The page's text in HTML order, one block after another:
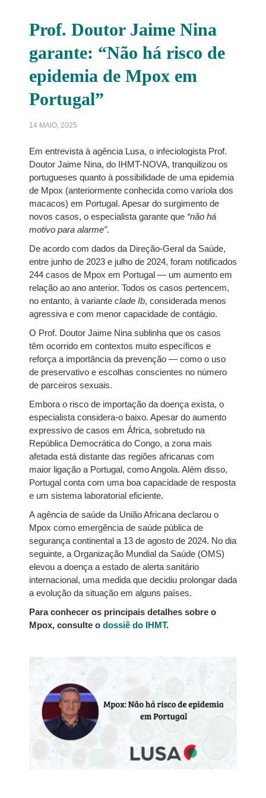
Prof. Doutor Jaime Nina
garante: “Não há risco de
epidemia de Mpox em
Portugal”
14 MAIO, 2025
Em entrevista à agência Lusa, o infeciologista Prof.
Doutor Jaime Nina, do IHMT-NOVA, tranquilizou os
portugueses quanto à possibilidade de uma epidemia
de Mpox (anteriormente conhecida como varíola dos
macacos) em Portugal. Apesar do surgimento de
novos casos, o especialista garante que “não há
motivo para alarme”.
De acordo com dados da Direção-Geral da Saúde,
entre junho de 2023 e julho de 2024, foram notificados
244 casos de Mpox em Portugal — um aumento em
relação ao ano anterior. Todos os casos pertencem,
no entanto, à variante clade Ib, considerada menos
agressiva e com menor capacidade de contágio.
O Prof. Doutor Jaime Nina sublinha que os casos
têm ocorrido em contextos muito específicos e
reforça a importância da prevenção — como o uso
de preservativo e escolhas conscientes no número
de parceiros sexuais.
Embora o risco de importação da doença exista, o
especialista considera-o baixo. Apesar do aumento
expressivo de casos em África, sobretudo na
República Democrática do Congo, a zona mais
afetada está distante das regiões africanas com
maior ligação a Portugal, como Angola. Além disso,
Portugal conta com uma boa capacidade de resposta
e um sistema laboratorial eficiente.
A agência de saúde da União Africana declarou o
Mpox como emergência de saúde pública de
segurança continental a 13 de agosto de 2024. No dia
seguinte, a Organização Mundial da Saúde (OMS)
elevou a doença a estado de alerta sanitário
internacional, uma medida que decidiu prolongar dada
a evolução da situação em alguns países.
Para conhecer os principais detalhes sobre o
Mpox, consulte o dossiê do IHMT.